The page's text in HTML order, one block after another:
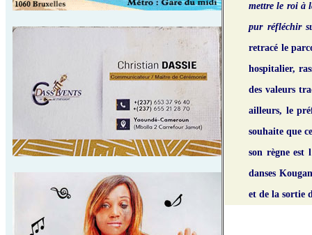
mettre le roi à
pur réfléchir
retracé le
hospitalier,
des valeurs
ailleurs, le
souhaite que
son règne est
danses
et de la sortie